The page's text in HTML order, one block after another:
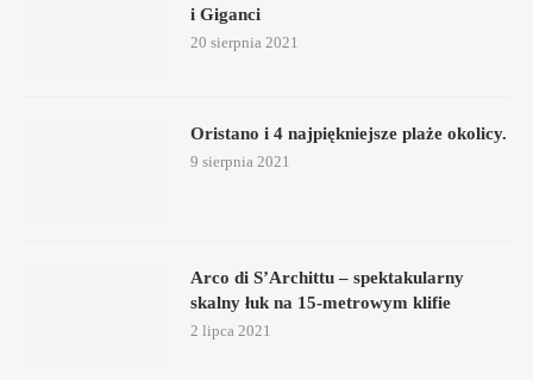
i Giganci
20 sierpnia 2021
Oristano i 4 najpiękniejsze plaże okolicy.
9 sierpnia 2021
Arco di S’Archittu – spektakularny
skalny łuk na 15-metrowym klifie
2 lipca 2021